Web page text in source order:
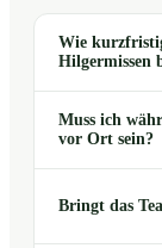
Wie
Hilgermissen
Muss ich
vor Ort sein?
Bringt das